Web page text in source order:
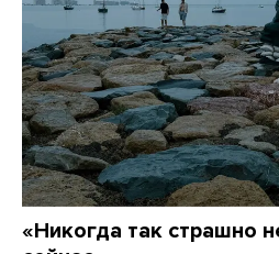
«Никогда так страшно